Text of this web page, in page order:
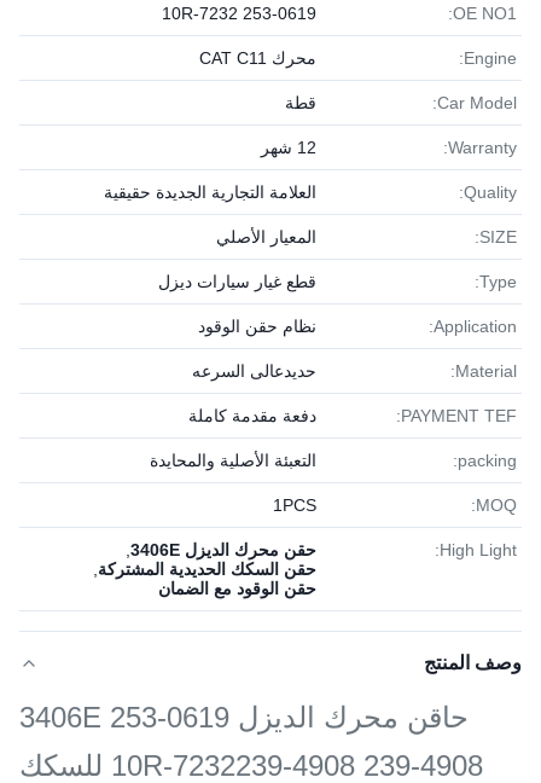
OE NO1:
253-0619 10R-7232
Engine: محرك CAT C11
Car Model: قطة
Warranty: 12 شهر
Quality: العلامة التجارية الجديدة حقيقية
SIZE: المعيار الأصلي
Type: قطع غيار سيارات ديزل
Application: نظام حقن الوقود
Material: حديدعالى السرعه
PAYMENT TEF: دفعة مقدمة كاملة
packing: التعبئة الأصلية والمحايدة
MOQ:
1PСS
High Light: حقن محرك الديزل 3406E
حقن السكك الحديدية المشتركة
حقن الوقود مع الضمان
وصف المنتج
حاقن محرك الديزل 3406E 253-0619
10R-7232239-4908 239-4908 للسكك